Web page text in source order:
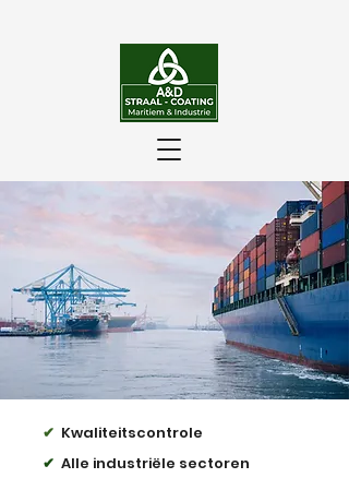
✔ Kwaliteitscontrole
✔ Alle industriële sectoren